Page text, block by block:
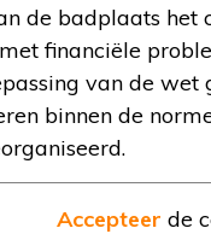
de badplaats
financiële
van de
binnen de
Accepteer de